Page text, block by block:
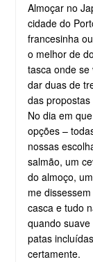
Almoçar no
cidade do
francesinha
o melhor de
tasca onde
dar duas de
das
No dia em
opções –
nossas
salmão, um
do almoço,
me
casca e tudo
quando
patas
certamente.